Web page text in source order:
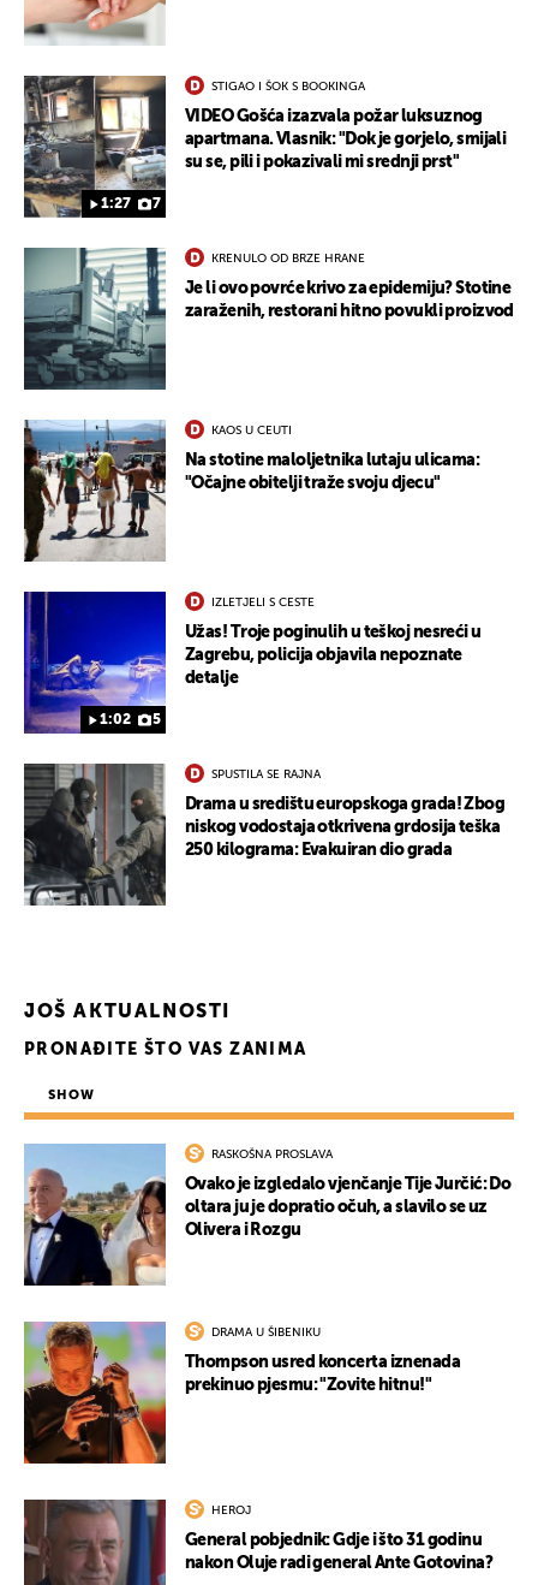
1:27 7
STIGAO I ŠOK S BOOKINGA
VIDEO Gošća izazvala požar luksuznog
apartmana. Vlasnik: "Dok je gorjelo, smijali
su se, pili i pokazivali mi srednji prst"
KRENULO OD BRZE HRANE
Je li ovo povrće krivo za epidemiju? Stotine
zaraženih, restorani hitno povukli proizvod
KAOS U CEUTI
Na stotine maloljetnika lutaju ulicama:
"Očajne obitelji traže svoju djecu"
1:02 5
IZLETJELI S CESTE
Užas! Troje poginulih u teškoj nesreći u
Zagrebu, policija objavila nepoznate
detalje
SPUSTILA SE RAJNA
Drama u središtu europskoga grada! Zbog
niskog vodostaja otkrivena grdosija teška
250 kilograma: Evakuiran dio grada
JOŠ AKTUALNOSTI
PRONAĐITE ŠTO VAS ZANIMA
SHOW
RASKOŠNA PROSLAVA
Ovako je izgledalo vjenčanje Tije Jurčić: Do
oltara ju je dopratio očuh, a slavilo se uz
Olivera i Rozgu
DRAMA U ŠIBENIKU
Thompson usred koncerta iznenada
prekinuo pjesmu: "Zovite hitnu!"
HEROJ
General pobjednik: Gdje i što 31 godinu
nakon Oluje radi general Ante Gotovina?